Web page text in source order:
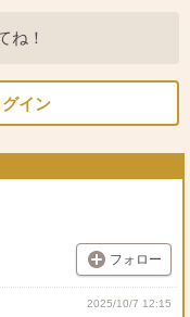
ね！
イン
フォロー
2025/10/7 12:15